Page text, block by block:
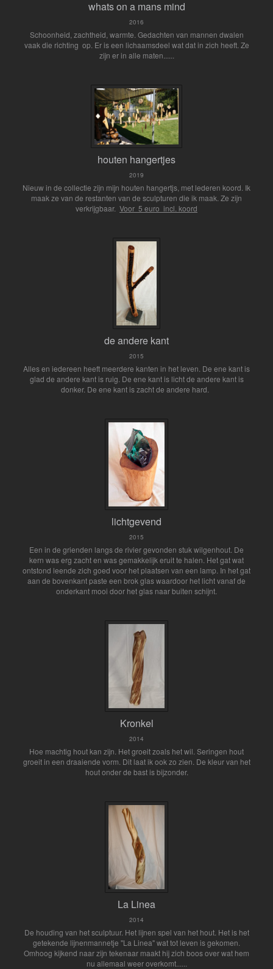
whats on a mans mind
2016
Schoonheid, zachtheid, warmte. Gedachten van mannen dwalen
vaak die richting op. Er is een lichaamsdeel wat dat in zich heeft. Ze
zijn er in alle maten......
houten hangertjes
2019
Nieuw in de collectie zijn mijn houten hangertjs, met lederen koord. Ik
maak ze van de restanten van de sculpturen die ik maak. Ze zijn
verkrijgbaar. Voor 5 euro incl. koord
de andere kant
2015
Alles en iedereen heeft meerdere kanten in het leven. De ene kant is
glad de andere kant is ruig. De ene kant is licht de andere kant is
donker. De ene kant is zacht de andere hard.
lichtgevend
2015
Een in de grienden langs de rivier gevonden stuk wilgenhout. De
kern was erg zacht en was gemakkelijk eruit te halen. Het gat wat
ontstond leende zich goed voor het plaatsen van een lamp. In het gat
aan de bovenkant paste een brok glas waardoor het licht vanaf de
onderkant mooi door het glas naar buiten schijnt.
Kronkel
2014
Hoe machtig hout kan zijn. Het groeit zoals het wil. Seringen hout
groeit in een draaiende vorm. Dit laat ik ook zo zien. De kleur van het
hout onder de bast is bijzonder.
La Linea
2014
De houding van het sculptuur. Het lijnen spel van het hout. Het is het
getekende lijnenmannetje "La Linea" wat tot leven is gekomen.
Omhoog kijkend naar zijn tekenaar maakt hij zich boos over wat hem
nu allemaal weer overkomt......